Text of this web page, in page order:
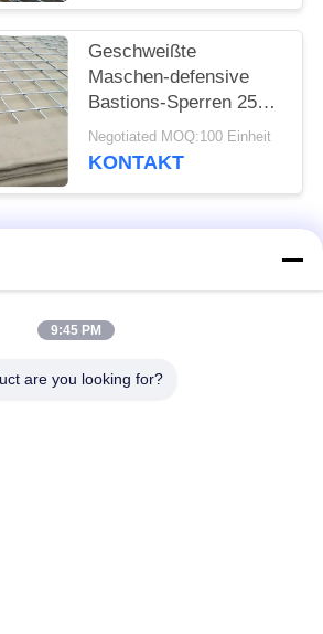
Geschweißte
Maschen-defensive
Bastions-Sperren 25
Jahre Leben-Dauer-
kohlenstoffarme
Negotiated MOQ:100 Einheit
KONTAKT
Alle
Militärsperre
9:45 PM
are you looking for?